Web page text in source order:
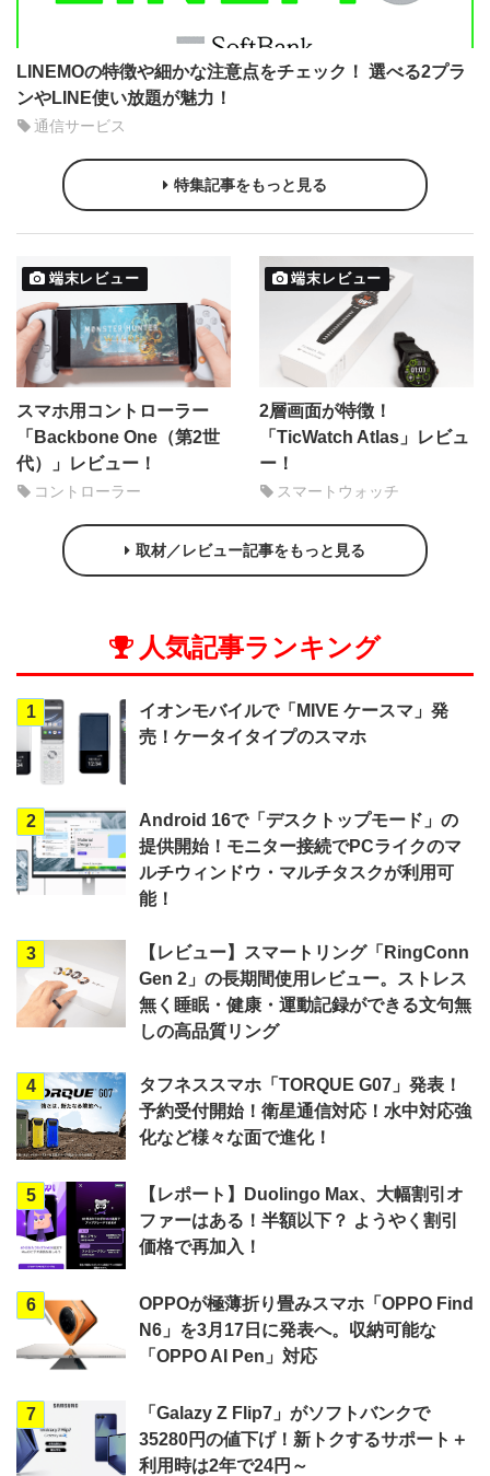
LINEMOの特徴や細かな注意点をチェック！ 選べる2プラ
ンやLINE使い放題が魅力！
通信サービス
特集記事をもっと見る
端末レビュー
スマホ用コントローラー
「Backbone One（第2世
代）」レビュー！
コントローラー
端末レビュー
2層画面が特徴！
「TicWatch Atlas」レビュ
ー！
スマートウォッチ
取材／レビュー記事をもっと見る
人気記事ランキング
1
イオンモバイルで「MIVE ケースマ」発
売！ケータイタイプのスマホ
2
Android 16で「デスクトップモード」の
提供開始！モニター接続でPCライクのマ
ルチウィンドウ・マルチタスクが利用可
能！
3
【レビュー】スマートリング「RingConn
Gen 2」の長期間使用レビュー。ストレス
無く睡眠・健康・運動記録ができる文句無
しの高品質リング
4
タフネススマホ「TORQUE G07」発表！
予約受付開始！衛星通信対応！水中対応強
化など様々な面で進化！
5
【レポート】Duolingo Max、大幅割引オ
ファーはある！半額以下？ ようやく割引
価格で再加入！
6
OPPOが極薄折り畳みスマホ「OPPO Find
N6」を3月17日に発表へ。収納可能な
「OPPO AI Pen」対応
7
「Galazy Z Flip7」がソフトバンクで
35280円の値下げ！新トクするサポート＋
利用時は2年で24円～